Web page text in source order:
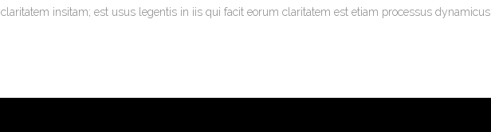
claritatem insitam; est usus legentis in iis qui facit eorum claritatem est etiam processus dynamicus.